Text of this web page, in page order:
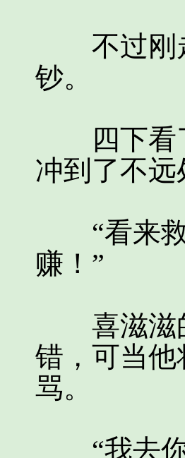
不过刚走
钞。
四下看了
冲到了不
“看来救
赚！”
喜滋滋的
错，可当
骂。
“我去你